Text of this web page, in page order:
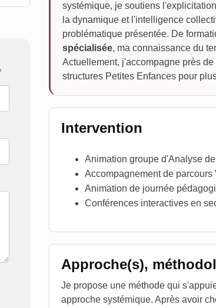
systémique, je soutiens
la dynamique et l'intelligence
problématique présentée. De
spécialisée, ma connaissance du
Actuellement, j'accompagne près
structures Petites Enfances pour
Intervention
Animation groupe d'Analyse
Accompagnement de parcours
Animation de journée
Conférences interactives en
Approche(s),
Je propose une méthode qui
approche systémique. Après avoir